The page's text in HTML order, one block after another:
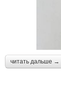
читать дальше →